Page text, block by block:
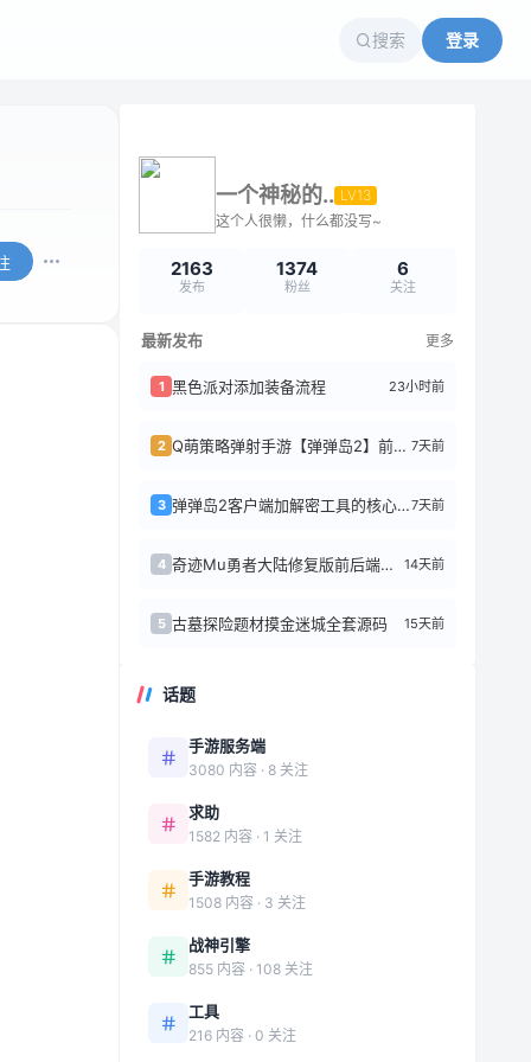
搜索 登录
一个神秘的.. LV13
这个人很懒，什么都没写~
2163
发布
1374
粉丝
6
关注
最新发布 更多
1 黑色派对添加装备流程 23小时前
2 Q萌策略弹射手游【弹弹岛2】前后端全套源码+搭建教程 7天前
3 弹弹岛2客户端加解密工具的核心逻辑7天前
4 奇迹Mu勇者大陆修复版前后端源代码+Linux手工端 14天前
5 古墓探险题材摸金迷城全套源码 15天前
话题
手游服务端
3080 内容 · 8 关注
求助
1582 内容 · 1 关注
手游教程
1508 内容 · 3 关注
战神引擎
855 内容 · 108 关注
工具
216 内容 · 0 关注